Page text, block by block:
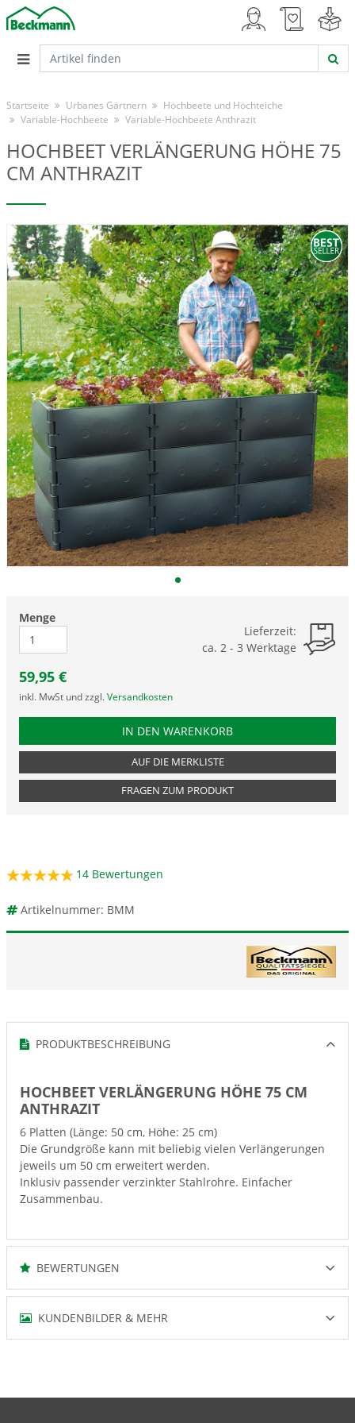
Startseite Urbanes Gärtnern
Hochbeete und Hochteiche
Variable-Hochbeete
Variable-Hochbeete Anthrazit
HOCHBEET VERLÄNGERUNG HÖHE 75
CM ANTHRAZIT
Menge
Lieferzeit:
ca. 2 - 3 Werktage
59,95 €
inkl. MwSt und zzgl. Versandkosten
PRODUKTNUMMER BMM
IN DEN WARENKORB
AUF DIE MERKLISTE
FRAGEN ZUM PRODUKT
14 Bewertungen
Artikelnummer: BMM
PRODUKTBESCHREIBUNG
HOCHBEET VERLÄNGERUNG HÖHE 75 CM
ANTHRAZIT
6 Platten (Länge: 50 cm, Höhe: 25 cm)
Die Grundgröße kann mit beliebig vielen Verlängerungen
jeweils um 50 cm erweitert werden.
Inklusiv passender verzinkter Stahlrohre. Einfacher
Zusammenbau.
BEWERTUNGEN
KUNDENBILDER & MEHR